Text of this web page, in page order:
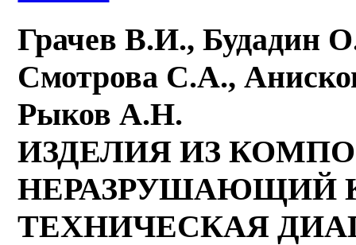
Грачев В.И., Будадин
Смотрова С.А.,
Рыков А.Н.
ИЗДЕЛИЯ ИЗ
НЕРАЗРУШАЮЩИЙ
ТЕХНИЧЕСКАЯ